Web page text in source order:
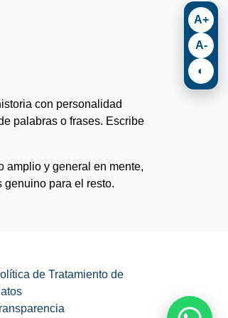
con personalidad
palabras o frases. Escribe
amplio y general en mente,
genuino para el resto.
de Tratamiento de
A+
A-
◐